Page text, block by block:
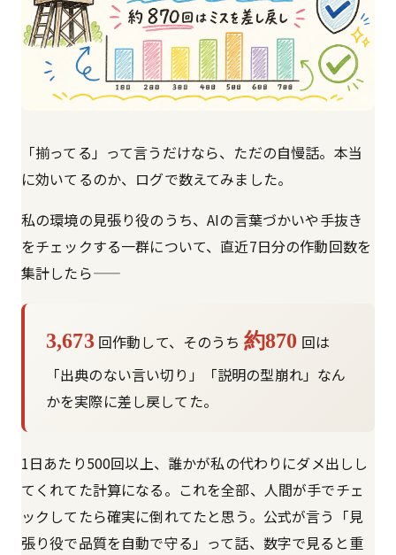
「揃ってる」って言うだけなら、ただの自慢話。本当
に効いてるのか、ログで数えてみました。
私の環境の見張り役のうち、AIの言葉づかいや手抜き
をチェックする一群について、直近7日分の作動回数を
集計したら——
3,673回作動して、そのうち 約870 回は
「出典のない言い切り」「説明の型崩れ」なん
かを実際に差し戻してた。
1日あたり500回以上、誰かが私の代わりにダメ出しし
てくれてた計算になる。これを全部、人間が手でチェ
ックしてたら確実に倒れてたと思う。公式が言う「見
張り役で品質を自動で守る」って話、数字で見ると重